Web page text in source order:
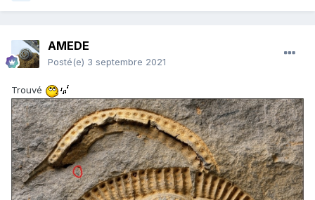
AMEDE
Posté(e) 3 septembre 2021
Trouvé